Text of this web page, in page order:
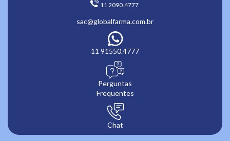
11 2090.4777
sac@globalfarma.com.br
11 91550.4777
Perguntas
Frequentes
Chat